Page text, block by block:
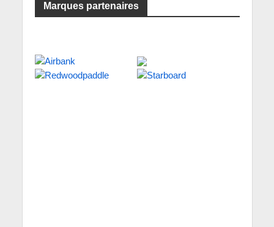
Marques partenaires